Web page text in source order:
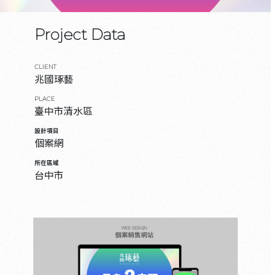
Project Data
CLIENT
兆國琢藝
PLACE
臺中市清水區
設計項目
個案網
所在區域
台中市